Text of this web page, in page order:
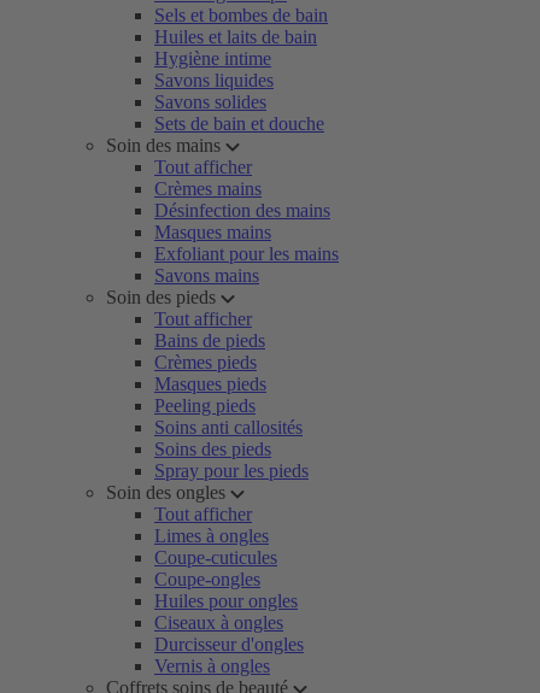
Sels et bombes de bain
Huiles et laits de bain
Hygiène intime
Savons liquides
Savons solides
Sets de bain et douche
Soin des mains
Tout afficher
Crèmes mains
Désinfection des mains
Masques mains
Exfoliant pour les mains
Savons mains
Soin des pieds
Tout afficher
Bains de pieds
Crèmes pieds
Masques pieds
Peeling pieds
Soins anti callosités
Soins des pieds
Spray pour les pieds
Soin des ongles
Tout afficher
Limes à ongles
Coupe-cuticules
Coupe-ongles
Huiles pour ongles
Ciseaux à ongles
Durcisseur d'ongles
Vernis à ongles
Coffrets soins de beauté